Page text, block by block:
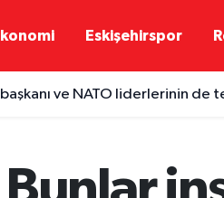
Eskişehirspor
dolup taştı